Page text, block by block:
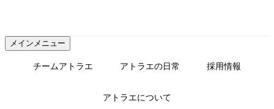
テ
ン
メインメニュー
チームアトラエ アトラエの日常 採用情報
アトラエについて